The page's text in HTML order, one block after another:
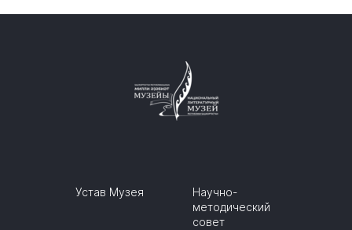
Устав Музея
Научно-
методический
совет